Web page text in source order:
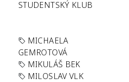
STUDENTSKÝ KLUB
MICHAELA
GEMROTOVÁ
MIKULÁŠ BEK
MILOSLAV VLK